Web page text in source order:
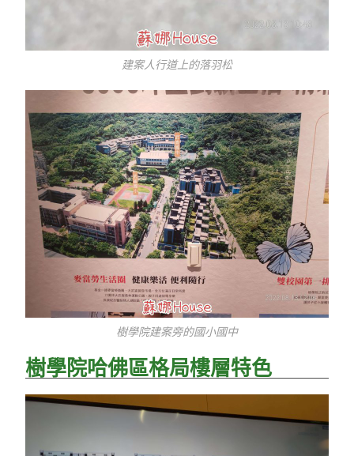
建案人行道上的落羽松
樹學院建案旁的國小國中
樹學院哈佛區格局樓層特色